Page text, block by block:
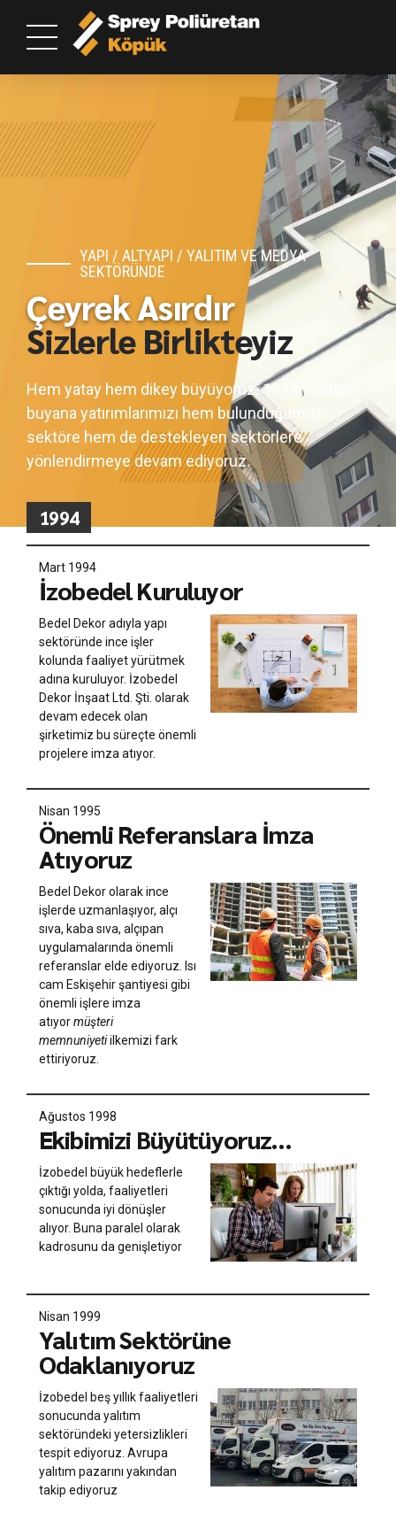
YAPI / ALTYAPI / YALITIM VE MEDYA
SEKTÖRÜNDE
Çeyrek Asırdır
Sizlerle Birlikteyiz
Hem yatay hem dikey büyüyoruz. 1994 yılından
buyana yatırımlarımızı hem bulunduğumuz
sektöre hem de destekleyen sektörlere
yönlendirmeye devam ediyoruz.
1994
Mart 1994
İzobedel Kuruluyor
Bedel Dekor adıyla yapı
sektöründe ince işler
kolunda faaliyet yürütmek
adına kuruluyor. İzobedel
Dekor İnşaat Ltd. Şti. olarak
devam edecek olan
şirketimiz bu süreçte önemli
projelere imza atıyor.
Nisan 1995
Önemli Referanslara İmza
Atıyoruz
Bedel Dekor olarak ince
işlerde uzmanlaşıyor, alçı
sıva, kaba sıva, alçıpan
uygulamalarında önemli
referanslar elde ediyoruz. Isı
cam Eskişehir şantiyesi gibi
önemli işlere imza
atıyormüşteri
memnuniyetiilkemizi fark
ettiriyoruz.
Ağustos 1998
Ekibimizi Büyütüyoruz…
İzobedel büyük hedeflerle
çıktığı yolda, faaliyetleri
sonucunda iyi dönüşler
alıyor. Buna paralel olarak
kadrosunu da genişletiyor
Nisan 1999
Yalıtım Sektörüne
Odaklanıyoruz
İzobedel beş yıllık faaliyetleri
sonucunda yalıtım
sektöründeki yetersizlikleri
tespit ediyoruz. Avrupa
yalıtım pazarını yakından
takip ediyoruz